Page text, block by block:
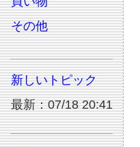
その他
新しいトピック
最新：07/18 20:41